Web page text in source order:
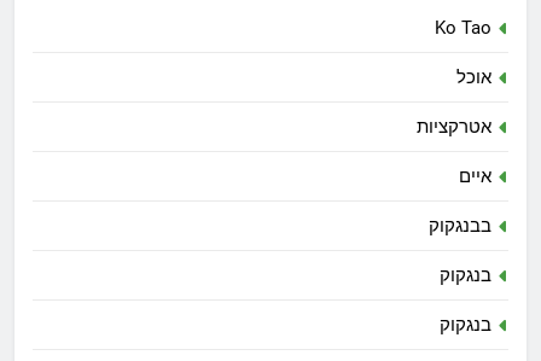
Ko Tao
אוכל
אטרקציות
איים
בבנגקוק
בנגקוק
בנגקוק